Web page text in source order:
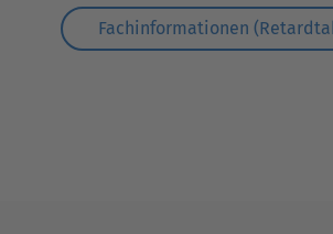
Fachinformationen